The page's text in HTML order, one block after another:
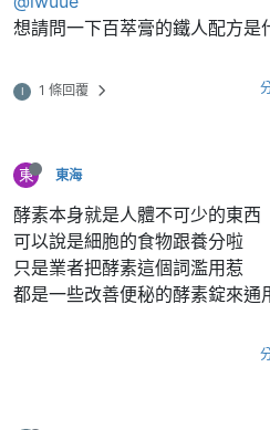
想請問一下百萃膏的鐵人配方是
I 1 條回覆
東 東海
酵素本身就是人體不可少的東西
可以說是細胞的食物跟養分啦
只是業者把酵素這個詞濫用惹
都是一些改善便秘的酵素錠來通